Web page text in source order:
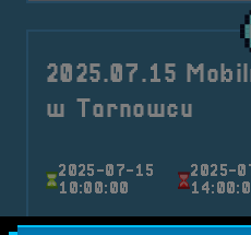
2025.07.15
w Tarnowcu
2025-07-15
10:00:00
2025-